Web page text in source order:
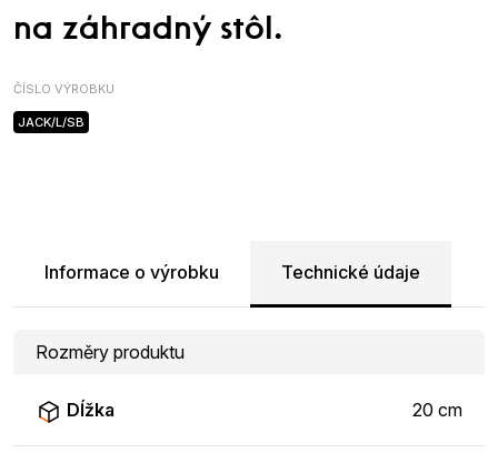
na záhradný stôl.
ČÍSLO VÝROBKU
JACK/L/SB
Informace o výrobku Technické údaje
Rozměry produktu
Dĺžka 20 cm